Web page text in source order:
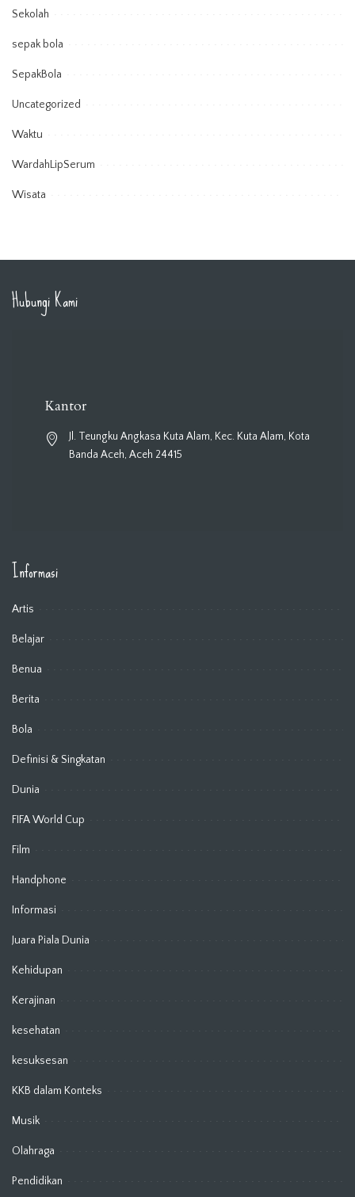
Sekolah
sepak bola
SepakBola
Uncategorized
Waktu
WardahLipSerum
Wisata
Hubungi Kami
Kantor
Jl. Teungku Angkasa Kuta Alam, Kec. Kuta Alam, Kota
Banda Aceh, Aceh 24415
Informasi
Artis
Belajar
Benua
Berita
Bola
Definisi & Singkatan
Dunia
FIFA World Cup
Film
Handphone
Informasi
Juara Piala Dunia
Kehidupan
Kerajinan
kesehatan
kesuksesan
KKB dalam Konteks
Musik
Olahraga
Pendidikan